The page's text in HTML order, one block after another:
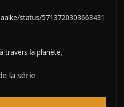
status/5713720303663431
travers la planète,
la série